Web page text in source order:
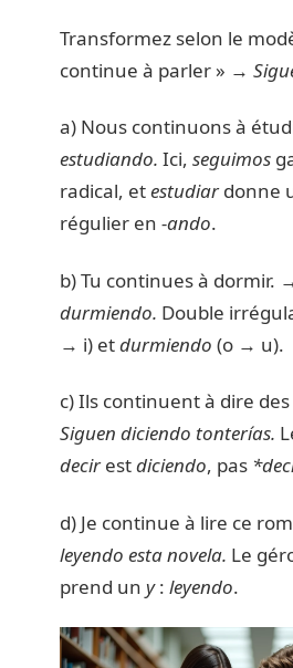
Transformez selon le
continue à parler » →
a) Nous continuons à
estudiando. Ici, seguimos
radical, etestudiardonne
régulier en -ando.
b) Tu continues à dormir.
durmiendo. Double
→ i) etdurmiendo (o → u).
c) Ils continuent à dire
Siguen diciendo tonterías.
decirestdiciendo, pas
d) Je continue à lire ce
leyendo esta novela. Le
prend un y: leyendo.